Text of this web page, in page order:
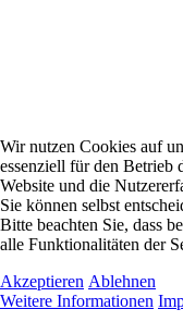
Wir nutzen Cookies auf
essenziell für den Betrieb
Website und die
Sie können selbst
Bitte beachten Sie, dass
alle Funktionalitäten der
Akzeptieren Ablehnen
Weitere Informationen